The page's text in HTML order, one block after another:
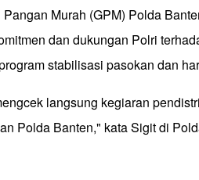
Murah (GPM) Polda
dan dukungan Polri
stabilisasi pasokan dan
langsung kegiaran
Polda Banten," kata Sigit di